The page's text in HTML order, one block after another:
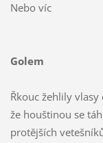
Nebo víc
Golem
Řkouc žehlily vlasy
že houštinou se
protějších